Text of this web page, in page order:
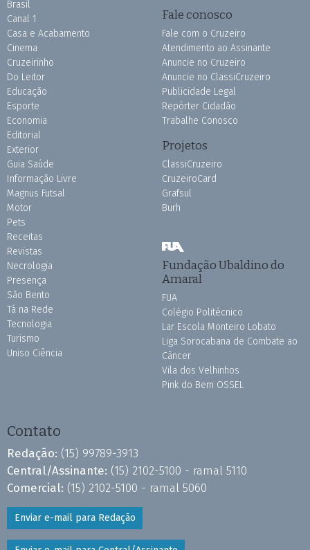
Brasil
Canal 1
Casa e Acabamento
Cinema
Cruzeirinho
Do Leitor
Educação
Esporte
Economia
Editorial
Exterior
Guia Saúde
Informação Livre
Magnus Futsal
Motor
Pets
Receitas
Revistas
Necrologia
Presença
São Bento
Tá na Rede
Tecnologia
Turismo
Uniso Ciência
Fale conosco
Fale com o Cruzeiro
Atendimento ao Assinante
Anuncie no Cruzeiro
Anuncie no ClassiCruzeiro
Publicidade Legal
Repórter Cidadão
Trabalhe Conosco
Projetos
ClassiCruzeiro
CruzeiroCard
Grafsul
Burh
Fundação Ubaldino do
Amaral
FUA
Colégio Politécnico
Lar Escola Monteiro Lobato
Liga Sorocabana de Combate ao
Câncer
Vila dos Velhinhos
Pink do Bem OSSEL
Contato
Redação: (15) 99789-3913
Central/Assinante: (15) 2102-5100 - ramal 5110
Comercial: (15) 2102-5100 - ramal 5060
Enviar e-mail para Redação